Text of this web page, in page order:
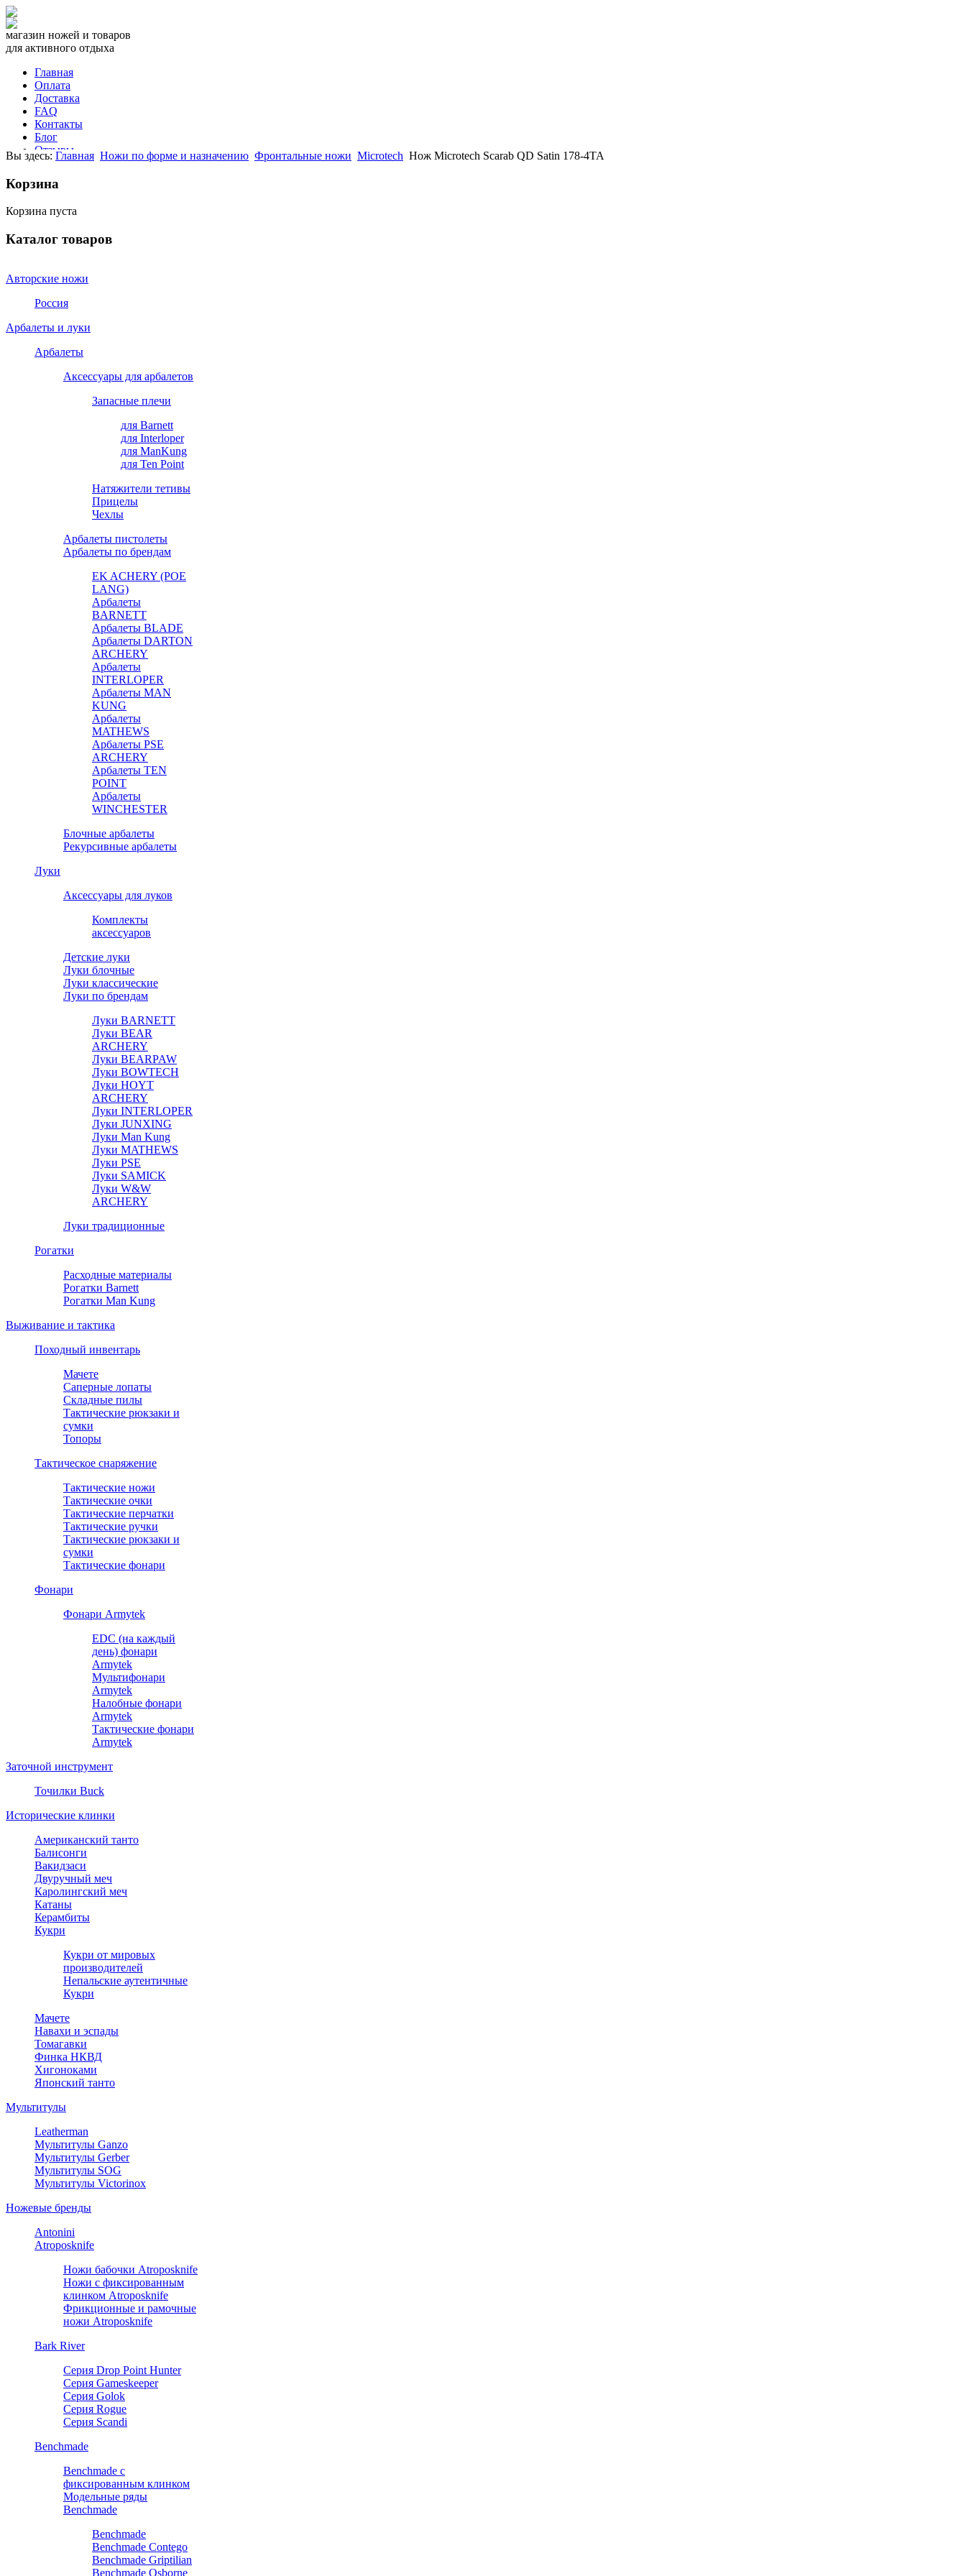
магазин ножей и товаров
для активного отдыха
Главная
Оплата
Доставка
FAQ
Контакты
Блог
Отзывы
СПРАВОЧНИК
звоните прямо сейчас
или напишите нам
Вы здесь: Главная Ножи по форме и назначению Фронтальные ножи Microtech Нож Microtech Scarab QD Satin 178-4TA
Корзина
Корзина пуста
Каталог товаров
Авторские ножи
Россия
Арбалеты и луки
Арбалеты
Аксессуары для арбалетов
Запасные плечи
для Barnett
для Interloper
для ManKung
для Ten Point
Натяжители тетивы
Прицелы
Чехлы
Арбалеты пистолеты
Арбалеты по брендам
EK ACHERY (POE
LANG)
Арбалеты
BARNETT
Арбалеты BLADE
Арбалеты DARTON
ARCHERY
Арбалеты
INTERLOPER
Арбалеты MAN
KUNG
Арбалеты
MATHEWS
Арбалеты PSE
ARCHERY
Арбалеты TEN
POINT
Арбалеты
WINCHESTER
Блочные арбалеты
Рекурсивные арбалеты
Луки
Аксессуары для луков
Комплекты
аксессуаров
Детские луки
Луки блочные
Луки классические
Луки по брендам
Луки BARNETT
Луки BEAR
ARCHERY
Луки BEARPAW
Луки BOWTECH
Луки HOYT
ARCHERY
Луки INTERLOPER
Луки JUNXING
Луки Man Kung
Луки MATHEWS
Луки PSE
Луки SAMICK
Луки W&W
ARCHERY
Луки традиционные
Рогатки
Расходные материалы
Рогатки Barnett
Рогатки Man Kung
Выживание и тактика
Походный инвентарь
Мачете
Саперные лопаты
Складные пилы
Тактические рюкзаки и
сумки
Топоры
Тактическое снаряжение
Тактические ножи
Тактические очки
Тактические перчатки
Тактические ручки
Тактические рюкзаки и
сумки
Тактические фонари
Фонари
Фонари Armytek
EDC (на каждый
день) фонари
Armytek
Мультифонари
Armytek
Налобные фонари
Armytek
Тактические фонари
Armytek
Заточной инструмент
Точилки Buck
Исторические клинки
Американский танто
Балисонги
Вакидзаси
Двуручный меч
Каролингский меч
Катаны
Керамбиты
Кукри
Кукри от мировых
производителей
Непальские аутентичные
Кукри
Мачете
Навахи и эспады
Томагавки
Финка НКВД
Хигоноками
Японский танто
Мультитулы
Leatherman
Мультитулы Ganzo
Мультитулы Gerber
Мультитулы SOG
Мультитулы Victorinox
Ножевые бренды
Antonini
Atroposknife
Ножи бабочки Atroposknife
Ножи с фиксированным
клинком Atroposknife
Фрикционные и рамочные
ножи Atroposknife
Bark River
Серия Drop Point Hunter
Серия Gameskeeper
Серия Golok
Серия Rogue
Серия Scandi
Benchmade
Benchmade с
фиксированным клинком
Модельные ряды
Benchmade
Benchmade
Benchmade Contego
Benchmade Griptilian
Benchmade Osborne